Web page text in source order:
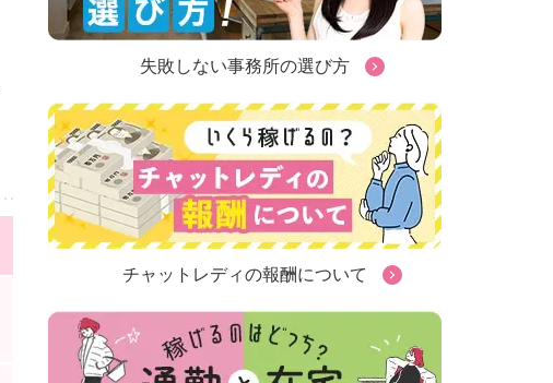
失敗しない事務所の選び方
チャットレディの報酬について